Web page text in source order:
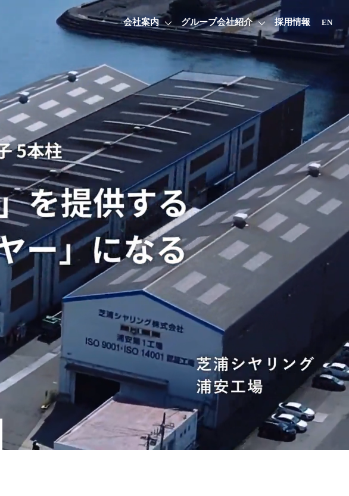
会社案内
会社概要 沿革
グループ会社紹介
芝浦シヤリング株式会社 芝浦産業株式会社
芝浦物流株式会社 粂田鋼材株式会社
一般財団法人芝浦文化財団
採用情報 EN